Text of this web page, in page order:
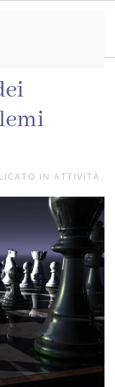
IN ATTIVITÀ.